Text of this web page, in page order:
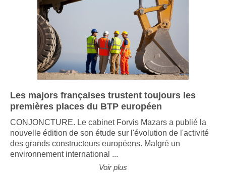
Les majors françaises trustent toujours les
premières places du BTP européen
CONJONCTURE. Le cabinet Forvis Mazars a publié la
nouvelle édition de son étude sur l'évolution de l'activité
des grands constructeurs européens. Malgré un
environnement international ...
Voir plus